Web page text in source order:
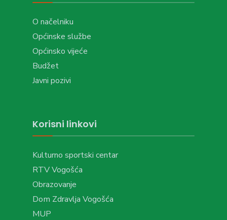
O načelniku
Općinske službe
Općinsko vijeće
Budžet
Javni pozivi
Korisni linkovi
Kulturno sportski centar
RTV Vogošća
Obrazovanje
Dom Zdravlja Vogošća
MUP